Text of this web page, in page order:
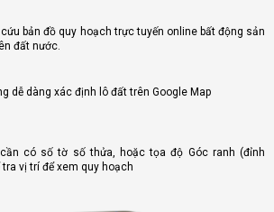
bản đồ quy hoạch trực tuyến online bất động sản
đất nước.
dễ dàng xác định lô đất trên Google Map
có số tờ số thửa, hoặc tọa độ Góc ranh (đỉnh
vị trí để xem quy hoạch